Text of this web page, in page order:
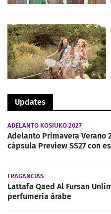
Updates
ADELANTO KOSIUKO 2027
Adelanto Primavera Verano
cápsula Preview SS27 con
FRAGANCIAS
Lattafa Qaed Al Fursan
perfumería árabe